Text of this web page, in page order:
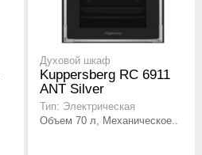
Духовой шкаф
Kuppersberg RC 6911
ANT Silver
Тип: Электрическая
Объем 70 л, Механическое..